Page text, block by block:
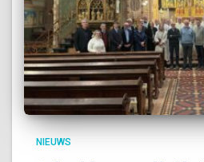
NIEUWS